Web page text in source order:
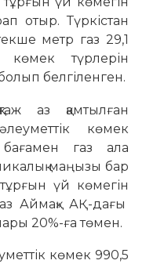
отыр. Түркістан
метр газ 29,1
көмек түрлерін
белгіленген.
аз қамтылған
көмек
газ ала
маңызы бар
үй көмегін
Аймақ» АҚ-дағы
20%-ға төмен.
көмек 990,5